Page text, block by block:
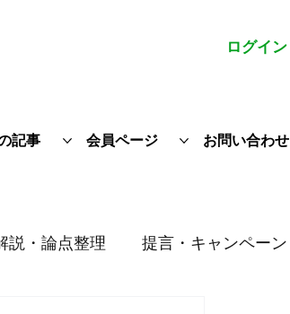
ログイン
記事 会員ページ お問い合わせ
説・論点整理 提言・キャンペーン